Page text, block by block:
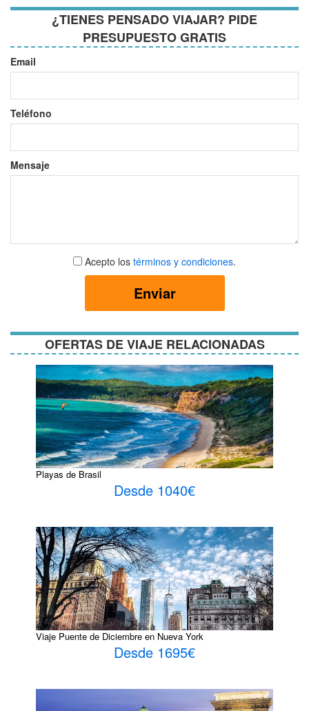
¿TIENES PENSADO VIAJAR? PIDE
PRESUPUESTO GRATIS
Email
Teléfono
Mensaje
Aceptar
términos
Acepto los términos y condiciones.
Enviar
OFERTAS DE VIAJE RELACIONADAS
Playas de Brasil
Desde 1040€
Viaje Puente de Diciembre en Nueva York
Desde 1695€